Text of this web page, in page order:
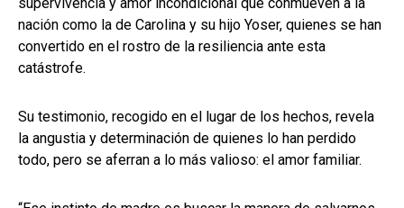
supervivencia y amor incondicional que conmueven a la
nación como la de Carolina y su hijo Yoser, quienes se han
convertido en el rostro de la resiliencia ante esta
catástrofe.
Su testimonio, recogido en el lugar de los hechos, revela
la angustia y determinación de quienes lo han perdido
todo, pero se aferran a lo más valioso: el amor familiar.